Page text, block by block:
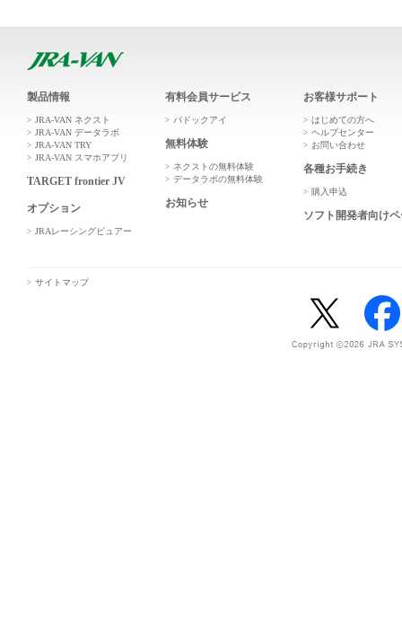
製品情報
JRA-VAN ネクスト
JRA-VAN データラボ
JRA-VAN TRY
JRA-VAN スマホアプリ
TARGET frontier JV
オプション
JRAレーシングビュアー
有料会員サービス
パドックアイ
無料体験
ネクストの無料体験
データラボの無料体験
お知らせ
お客様サポート
はじめての方へ
ヘルプセンター
お問い合わせ
各種お手続き
購入申込
ソフト開発者向け
サイトマップ